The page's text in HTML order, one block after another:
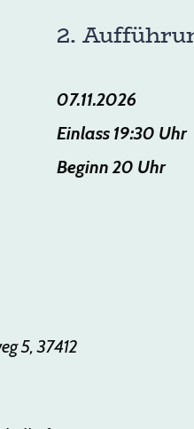
2.
07.11.2026
Einlass 19:30 Uhr
Beginn 20 Uhr
5, 37412